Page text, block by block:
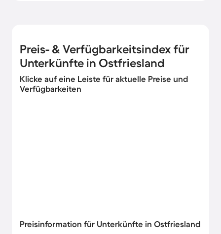
Preis- & Verfügbarkeitsindex für
Unterkünfte in Ostfriesland
Klicke auf eine Leiste für aktuelle Preise und
Verfügbarkeiten
Preisinformation für Unterkünfte in Ostfriesland